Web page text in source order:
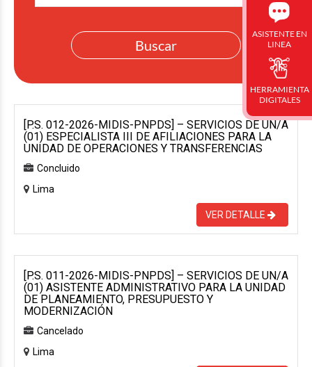
[P.S. 012-2026-MIDIS-PNPDS] – SERVICIOS DE UN/A
(01) ESPECIALISTA III DE AFILIACIONES PARA LA
UNIDAD DE OPERACIONES Y TRANSFERENCIAS
Concluido
Lima
VER DETALLE
[P.S. 011-2026-MIDIS-PNPDS] – SERVICIOS DE UN/A
(01) ASISTENTE ADMINISTRATIVO PARA LA UNIDAD
DE PLANEAMIENTO, PRESUPUESTO Y
MODERNIZACIÓN
Cancelado
Lima
ASISTENTE EN
LINEA
HERRAMIENTA
DIGITALES